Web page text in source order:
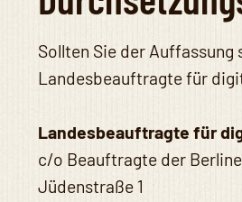
Sollten Sie der
Landesbeauftragte für
Landesbeauftragte für
c/o Beauftragte der
Jüdenstraße 1